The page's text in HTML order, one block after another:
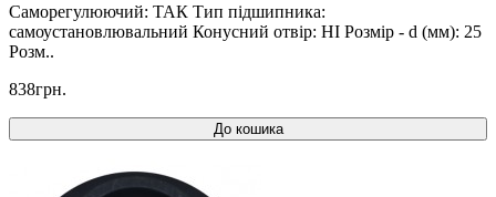
Саморегулюючий: ТАК Тип підшипника:
самоустановлювальний Конусний отвір: НІ Розмір - d (мм): 25
Розм..
838грн.
До кошика